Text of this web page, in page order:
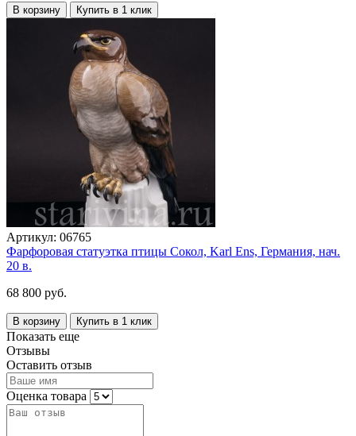
В корзину Купить в 1 клик
Артикул: 06765
Фарфоровая статуэтка птицы Сокол, Karl Ens, Германия, нач.
20 в.
68 800 руб.
В корзину Купить в 1 клик
Показать еще
Отзывы
Оставить отзыв
Оценка товара